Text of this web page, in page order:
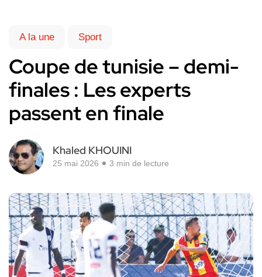
A la une Sport
Coupe de tunisie – demi-
finales : Les experts
passent en finale
Khaled KHOUINI
25 mai 2026 3 min de lecture